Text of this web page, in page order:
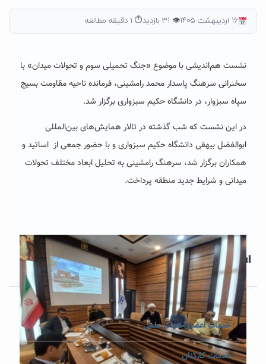
۱۶ اردیبهشت ۱۴۰۵ 👁 ۳۱ بازدید ⏱ ۱ دقیقه مطالعه
نشست هم‌اندیشی با موضوع «جنگ تحمیلی سوم و تحولات میدان» با
سخنرانی سرهنگ پاسدار محمد رامشینی، فرمانده ناحیه مقاومت بسیج
سپاه سبزوار، در دانشگاه حکیم سبزواری برگزار شد.
در این نشست که شب گذشته در تالار همایش‌های بین‌المللی
ابوالفضل بیهقی دانشگاه حکیم سبزواری و با حضور جمعی از اساتید و
همکاران برگزار شد، سرهنگ رامشینی به تحلیل ابعاد مختلف تحولات
میدانی و شرایط جدید منطقه پرداخت.
Post Views: ۳۱
خدمات اعضای هیات علمی
خدمات کارکنان